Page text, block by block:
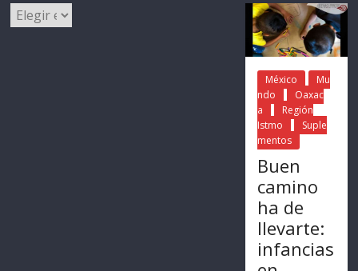
México
Mu
ndo
Oaxac
a
Región
Istmo
Suple
mentos
Buen
camino
ha de
llevarte:
infancias